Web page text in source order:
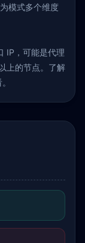
模式多个维度
IP，可能是代理
上的节点。了解